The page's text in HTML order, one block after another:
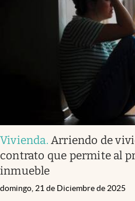
Vivienda.Arriendo de
contrato que permite al
inmueble
domingo, 21 de Diciembre de 2025